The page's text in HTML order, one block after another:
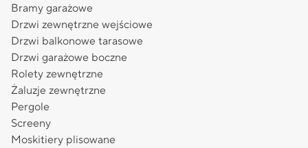
Bramy garażowe
Drzwi zewnętrzne wejściowe
Drzwi balkonowe tarasowe
Drzwi garażowe boczne
Rolety zewnętrzne
Żaluzje zewnętrzne
Pergole
Screeny
Moskitiery plisowane